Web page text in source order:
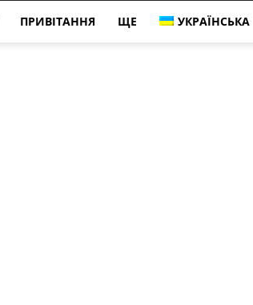
ПРИВІТАННЯ ЩЕ УКРАЇНСЬКА